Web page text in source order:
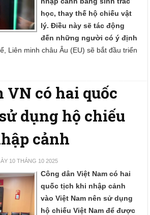
học, thay thế hộ chiếu vật
lý. Điều này sẽ tác động
đến những người có ý định
Liên minh châu Âu (EU) sẽ bắt đầu triển
VN có hai quốc
dụng hộ chiếu
cảnh
10 THÁNG 10 2025
Công dân Việt Nam có hai
quốc tịch khi nhập cảnh
vào Việt Nam nên sử dụng
hộ chiếu Việt Nam để được